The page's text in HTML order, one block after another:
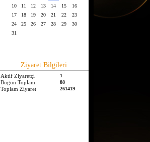
10
11 12 13 14 15
16
17
18 19 20 21 22
23
24
25 26 27 28 29
30
31
Ziyaret Bilgileri
Aktif Ziyaretçi 1
Bugün Toplam 88
Toplam Ziyaret 261419